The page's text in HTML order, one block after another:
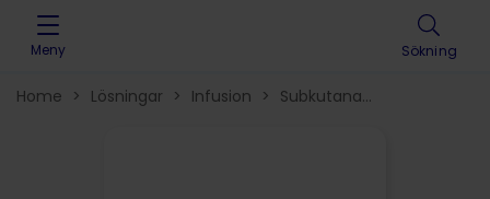
Skip to content
Meny Sökning
Home > Lösningar > Infusion > Subkutana